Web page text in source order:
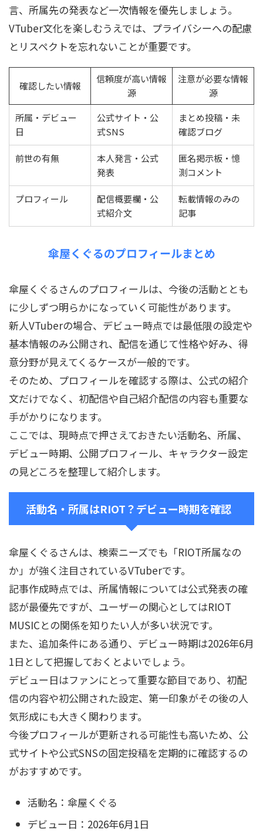
言、所属先の発表など一次情報を優先しましょう。
VTuber文化を楽しむうえでは、プライバシーへの配慮
とリスペクトを忘れないことが重要です。
確認したい情報
信頼度が高い情報
源
注意が必要な情報
源
所属・デビュー
日
公式サイト・公
式SNS
まとめ投稿・未
確認ブログ
前世の有無
本人発言・公式
発表
匿名掲示板・憶
測コメント
プロフィール
配信概要欄・公
式紹介文
転載情報のみの
記事
傘屋くぐるのプロフィールまとめ
傘屋くぐるさんのプロフィールは、今後の活動ととも
に少しずつ明らかになっていく可能性があります。
新人VTuberの場合、デビュー時点では最低限の設定や
基本情報のみ公開され、配信を通じて性格や好み、得
意分野が見えてくるケースが一般的です。
そのため、プロフィールを確認する際は、公式の紹介
文だけでなく、初配信や自己紹介配信の内容も重要な
手がかりになります。
ここでは、現時点で押さえておきたい活動名、所属、
デビュー時期、公開プロフィール、キャラクター設定
の見どころを整理して紹介します。
活動名・所属はRIOT？デビュー時期を確認
傘屋くぐるさんは、検索ニーズでも「RIOT所属なの
か」が強く注目されているVTuberです。
記事作成時点では、所属情報については公式発表の確
認が最優先ですが、ユーザーの関心としてはRIOT
MUSICとの関係を知りたい人が多い状況です。
また、追加条件にある通り、デビュー時期は2026年6月
1日として把握しておくとよいでしょう。
デビュー日はファンにとって重要な節目であり、初配
信の内容や初公開された設定、第一印象がその後の人
気形成にも大きく関わります。
今後プロフィールが更新される可能性も高いため、公
式サイトや公式SNSの固定投稿を定期的に確認するの
がおすすめです。
活動名：傘屋くぐる
デビュー日：2026年6月1日